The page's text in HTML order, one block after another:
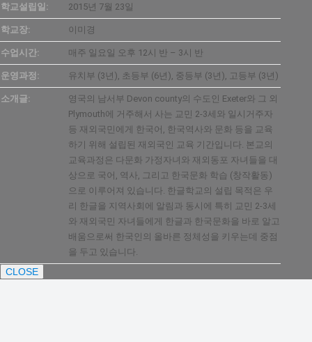
학교설립일: 2015년 7월 23일
학교장: 이미경
수업시간: 매주 일요일 오후 12시 반 – 3시 반
운영과정: 유치부 (3년), 초등부 (6년), 중등부 (3년), 고등부 (3년)
소개글:
영국의 남서부 Devon county의 수도인 Exeter와 그 외
Plymouth에 거주해서 사는 교민 2-3세와 일시거주자
등 재외국민에게 한국어, 한국역사와 문화 등을 교육
하기 위해 설립된 재외국인 교육 기간입니다. 본교의
교육과정은 다문화 가정자녀와 재외동포 자녀들을 대
상으로 국어, 역사, 그리고 한국문화 학습 (창작활동)
으로 이루어져 있습니다. 한글학교의 설립 목적은 우
리 한글을 지역사회에 알림과 동시에 특히 교민 2-3세
와 재외국민 자녀들에게 한글과 한국문화을 바로 알고
배움으로써 한국인의 올바른 정체성을 키우는데 중점
을 두고 있습니다.
CLOSE